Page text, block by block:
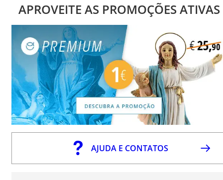
APROVEITE AS PROMOÇÕES ATIVAS
AJUDA E CONTATOS